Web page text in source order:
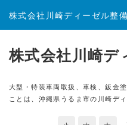
株式会社川崎ディーゼル整
株式会社川崎デ
大型・特装車両取扱、車検、鈑金
ことは、沖縄県うるま市の川崎デ